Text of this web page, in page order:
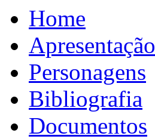
Home
Apresentação
Personagens
Bibliografia
Documentos